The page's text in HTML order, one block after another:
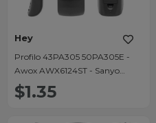
Hey
Profilo 43PA305 50PA305E -
Awox AWX6124ST - Sanyo
LEXX20 - Nordmende
LE82N7HM - Blaupunkt Lcd Led
$1.35